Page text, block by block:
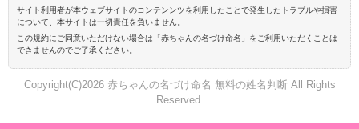
サイト利用者が本ウェブサイトのコンテンンツを利用したことで発生したトラブルや損害
について、本サイトは一切責任を負いません。
この規約にご同意いただけない場合は「赤ちゃんの名づけ命名」をご利用いただくことは
できませんのでご了承ください。
Copyright(C)2026 赤ちゃんの名づけ命名 無料の姓名判断 All Rights
Reserved.